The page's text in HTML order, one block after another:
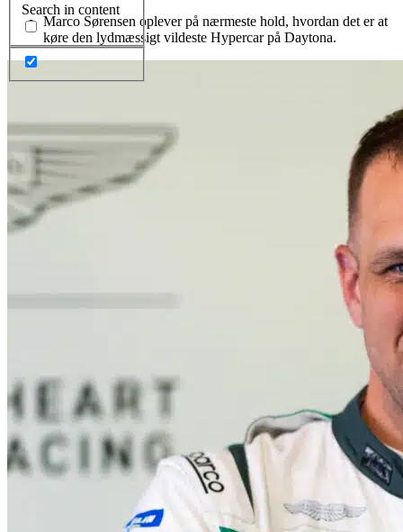
Search in content
Marco Sørensen oplever på nærmeste hold, hvordan det er at
køre den lydmæssigt vildeste Hypercar på Daytona.